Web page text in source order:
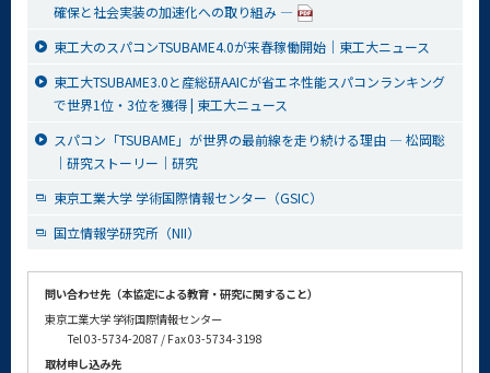
確保と社会実装の加速化への取り組み —
東工大のスパコンTSUBAME4.0が来春稼働開始｜東工大ニュース
東工大TSUBAME3.0と産総研AAICが省エネ性能スパコンランキング
で世界1位・3位を獲得 | 東工大ニュース
スパコン「TSUBAME」が世界の最前線を走り続ける理由 — 松岡聡
｜研究ストーリー｜研究
東京工業大学 学術国際情報センター（GSIC）
国立情報学研究所（NII）
問い合わせ先（本協定による教育・研究に関すること）
東京工業大学 学術国際情報センター
Tel 03-5734-2087 / Fax 03-5734-3198
取材申し込み先